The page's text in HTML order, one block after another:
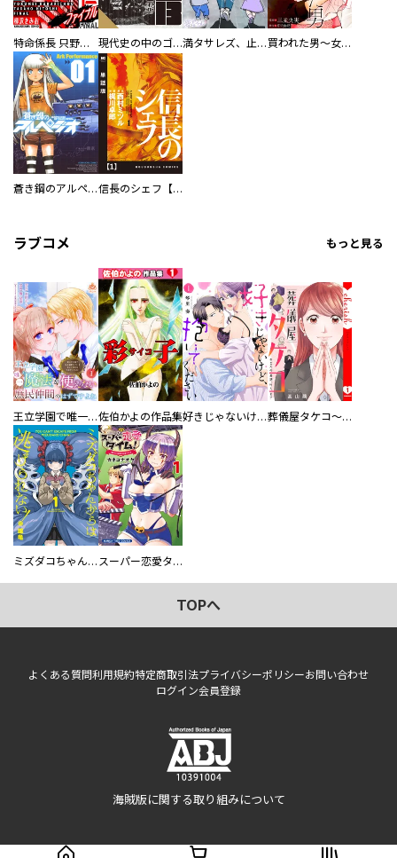
特命係長 只野仁ファイナル 愛蔵版 現代史の中のゴルゴ13 満タサレズ、止メラレズ 買われた男～女性限定快感セラピスト～【描き下ろしおまけ付き特装版】
蒼き鋼のアルペジオ 信長のシェフ【単話版】
ラブコメ もっと見る
王立学園で唯一魔法が使えない庶民仲間のはずですよね～実は王子様で私を溺愛しているなんて告白はやめてください～佐伯かよの作品集 好きじゃないけど、抱いてください【電子単行本版／特典おまけ付き】 葬儀屋タケコ～あなたの最期、叶えます【電子単行本版】
ミズダコちゃんからは逃げられない！ スーパー恋愛タイム！～現場でドＳな彼女は自宅でデレる～
TOPへ
よくある質問利用規約特定商取引法プライバシーポリシーお問い合わせ
ログイン会員登録
海賊版に関する取り組みについて